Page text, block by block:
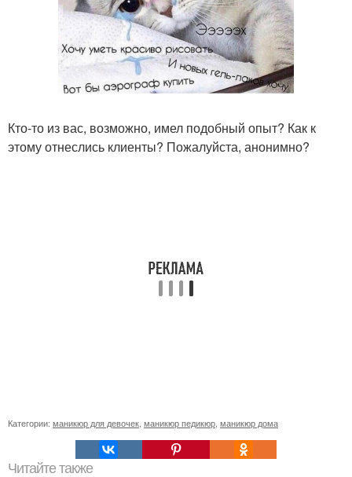
Кто-то из вас, возможно, имел подобный опыт? Как к
этому отнеслись клиенты? Пожалуйста, анонимно?
Категории: маникюр для девочек маникюр педикюр маникюр дома
Читайте также